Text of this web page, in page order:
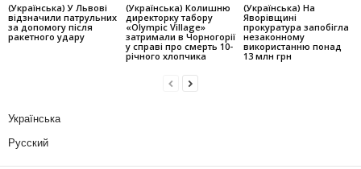
(Українська) У Львові
відзначили патрульних
за допомогу після
ракетного удару
(Українська) Колишню
директорку табору
«Olympic Village»
затримали в Чорногорії
у справі про смерть 10-
річного хлопчика
(Українська) На
Яворівщині
прокуратура запобігла
незаконному
використанню понад
13 млн грн
Українська
Русский